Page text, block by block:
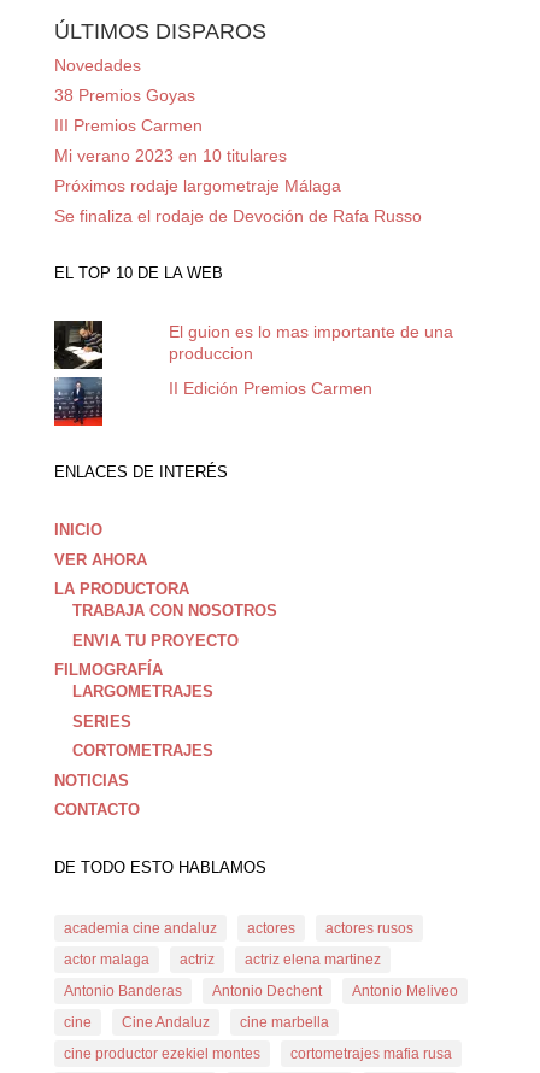
ÚLTIMOS DISPAROS
Novedades
38 Premios Goyas
III Premios Carmen
Mi verano 2023 en 10 titulares
Próximos rodaje largometraje Málaga
Se finaliza el rodaje de Devoción de Rafa Russo
EL TOP 10 DE LA WEB
El guion es lo mas importante de una
produccion
II Edición Premios Carmen
ENLACES DE INTERÉS
INICIO
VER AHORA
LA PRODUCTORA
TRABAJA CON NOSOTROS
ENVIA TU PROYECTO
FILMOGRAFÍA
LARGOMETRAJES
SERIES
CORTOMETRAJES
NOTICIAS
CONTACTO
DE TODO ESTO HABLAMOS
academia cine andaluz actores
actores rusos
actor malaga
actriz
actriz elena martinez
Antonio Banderas
Antonio Dechent
Antonio Meliveo
cine
Cine Andaluz
cine marbella
cine productor ezekiel montes
cortometrajes mafia rusa